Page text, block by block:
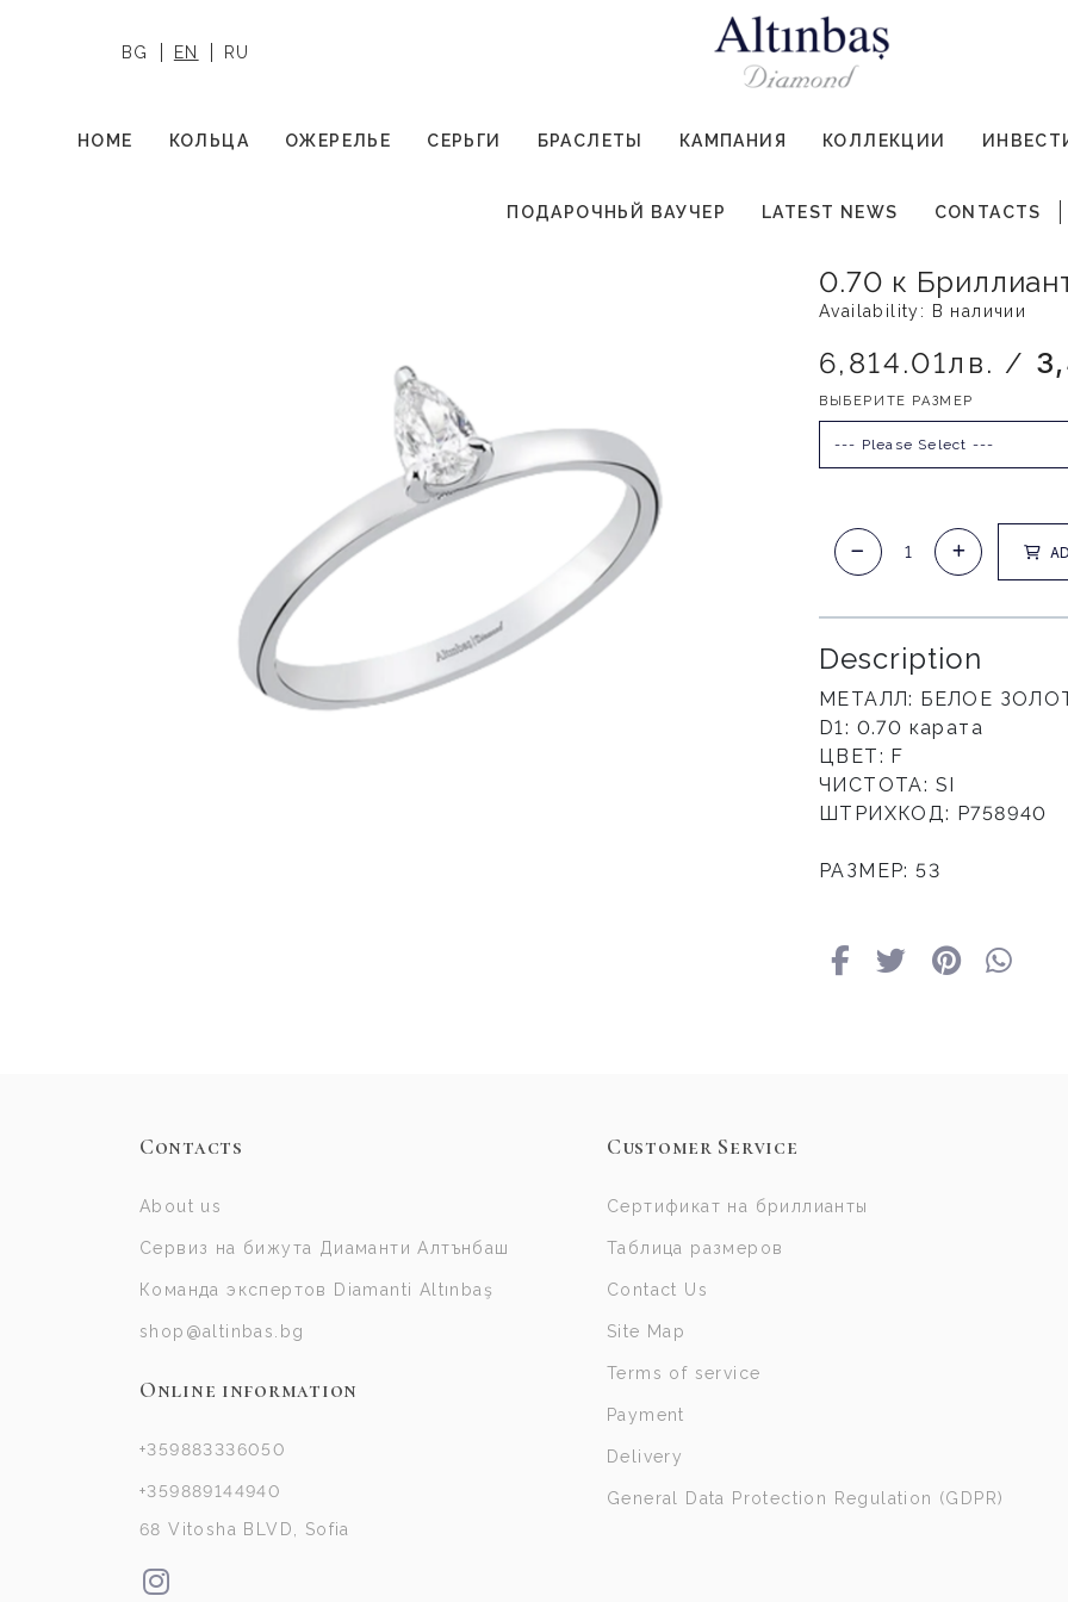
BG EN RU
HOME КОЛЬЦА ОЖЕРЕЛЬЕ СЕРЬГИ БРАСЛЕТЫ КАМПАНИЯ КОЛЛЕКЦИИ
ПОДАРОЧНЬЙ ВАУЧЕР LATEST NEWS CONTACTS
0.70 к
Availability: В наличии
6,814.01лв. /
ВЫБЕРИТЕ РАЗМЕР
--- Please Select ---
Description
МЕТАЛЛ: БЕЛОЕ
D1: 0.70 карата
ЦВЕТ: F
ЧИСТОТА: SI
ШТРИХКОД: P758940
РАЗМЕР: 53
Contacts
About us
Сервиз на бижута Диаманти Алтънбаш
Команда экспертов Diamanti Altınbaş
shop@altinbas.bg
Online information
+359883336050
+359889144940
68 Vitosha BLVD, Sofia
Customer Service
Сертификат на бриллианты
Таблица размеров
Contact Us
Site Map
Terms of service
Payment
Delivery
General Data Protection Regulation (GDPR)